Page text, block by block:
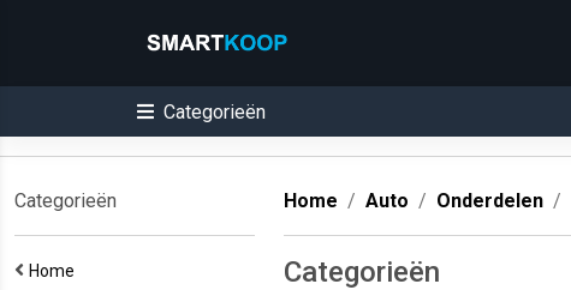
Categorieën
Categorieën
Home
Home Auto Onderdelen
Categorieën